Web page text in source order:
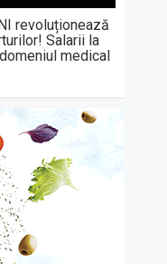
revoluționează
Salarii la
medical